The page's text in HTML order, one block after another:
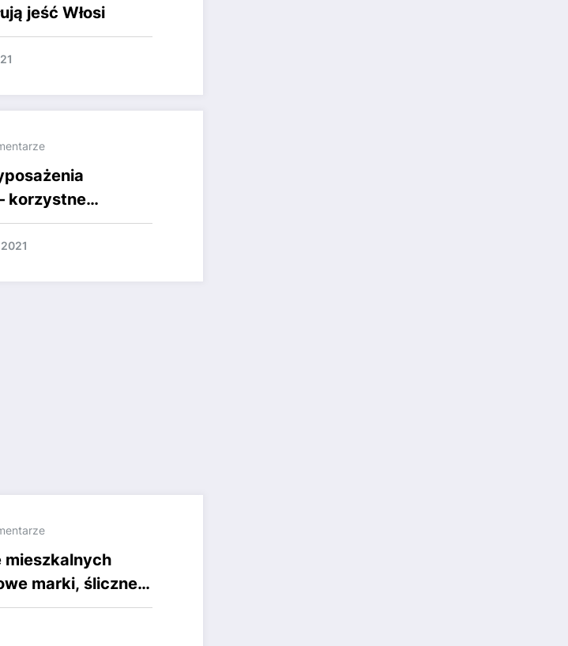
jeść Włosi
korzystne
każde
mieszkalnych
marki, śliczne